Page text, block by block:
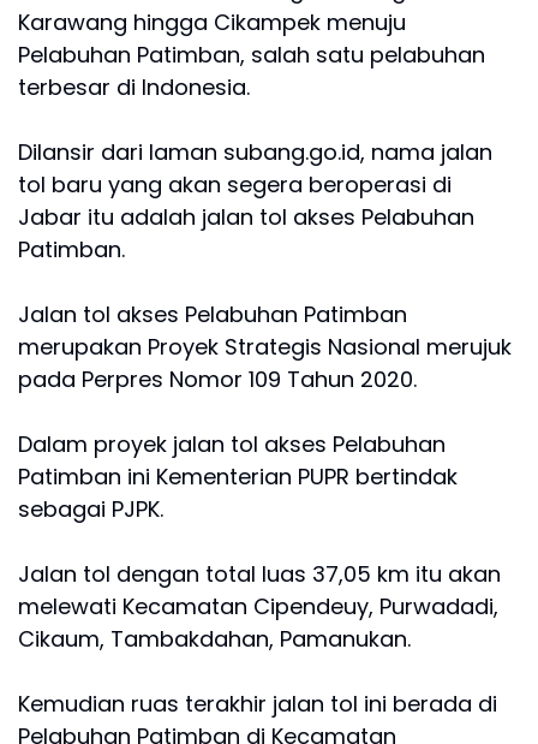
Karawang hingga Cikampek menuju
Pelabuhan Patimban, salah satu pelabuhan
terbesar di Indonesia.
Dilansir dari laman subang.go.id, nama jalan
tol baru yang akan segera beroperasi di
Jabar itu adalah jalan tol akses Pelabuhan
Patimban.
Jalan tol akses Pelabuhan Patimban
merupakan Proyek Strategis Nasional merujuk
pada Perpres Nomor 109 Tahun 2020.
Dalam proyek jalan tol akses Pelabuhan
Patimban ini Kementerian PUPR bertindak
sebagai PJPK.
Jalan tol dengan total luas 37,05 km itu akan
melewati Kecamatan Cipendeuy, Purwadadi,
Cikaum, Tambakdahan, Pamanukan.
Kemudian ruas terakhir jalan tol ini berada di
Pelabuhan Patimban di Kecamatan